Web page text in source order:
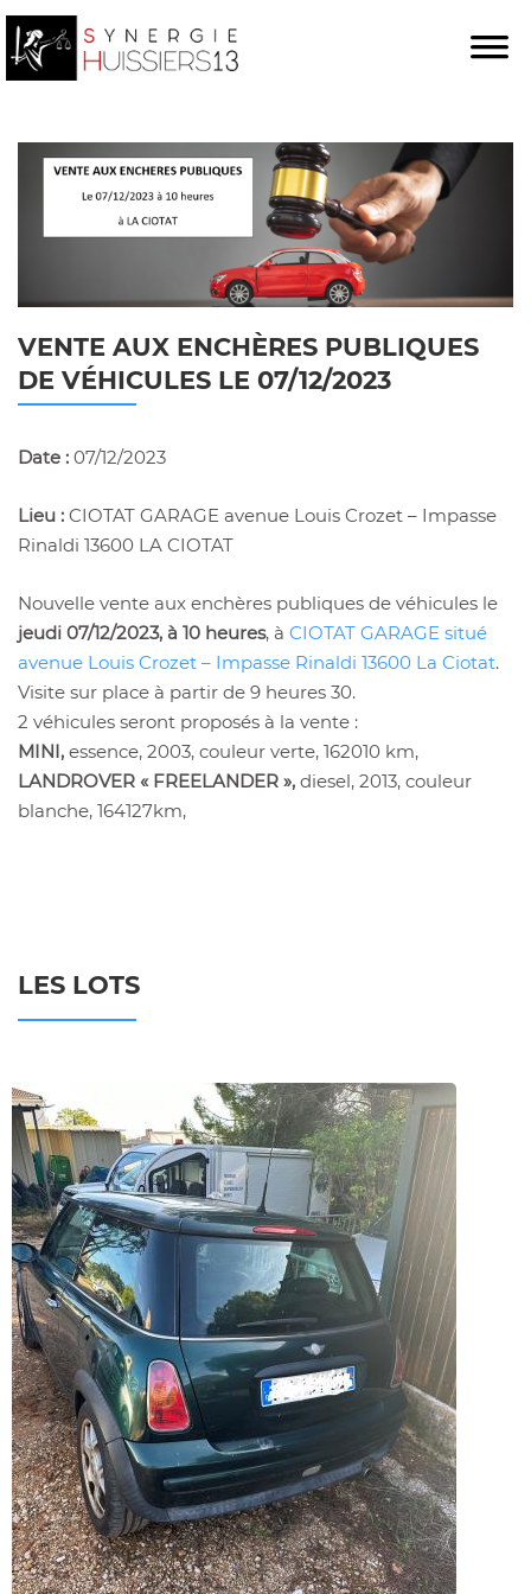
VENTE AUX ENCHÈRES PUBLIQUES
DE VÉHICULES LE 07/12/2023
Date : 07/12/2023
Lieu : CIOTAT GARAGE avenue Louis Crozet – Impasse
Rinaldi 13600 LA CIOTAT
Nouvelle vente aux enchères publiques de véhicules le
jeudi 07/12/2023, à 10 heures, à CIOTAT GARAGE situé
avenue Louis Crozet – Impasse Rinaldi 13600 La Ciotat.
Visite sur place à partir de 9 heures 30.
2 véhicules seront proposés à la vente :
MINI, essence, 2003, couleur verte, 162010 km,
LANDROVER « FREELANDER », diesel, 2013, couleur
blanche, 164127km,
LES LOTS